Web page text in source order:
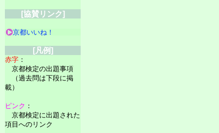
[協賛リンク]
京都いいね！
[凡例]
赤字 ：
京都検定の出題事項
（過去問は下段に掲
載）
ピンク ：
京都検定に出題された
項目へのリンク